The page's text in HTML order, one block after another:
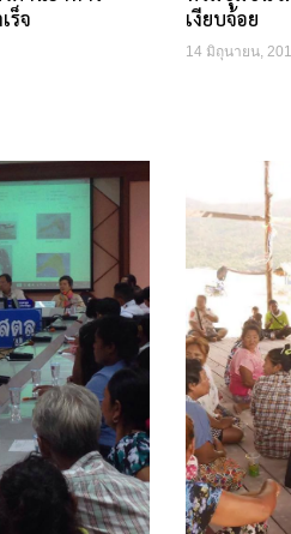
ร็จ
เงียบจ้อย
14 มิถุนายน,